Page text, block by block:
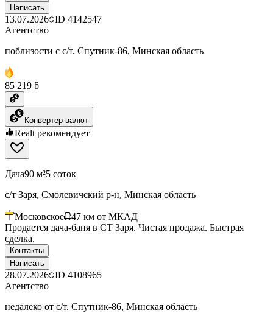
Написать
13.07.2026 ID 4142547
Агентство
поблизости с с/т. Спутник-86, Минская область
85 219 ƃ
Конвертер валют
Realt рекомендует
Дача90 м²5 соток
с/т Заря, Смолевичский р-н, Минская область
Московское 47 км от МКАД
Продается дача-баня в СТ Заря. Чистая продажа. Быстрая
сделка.
Контакты
Написать
28.07.2026 ID 4108965
Агентство
недалеко от с/т. Спутник-86, Минская область